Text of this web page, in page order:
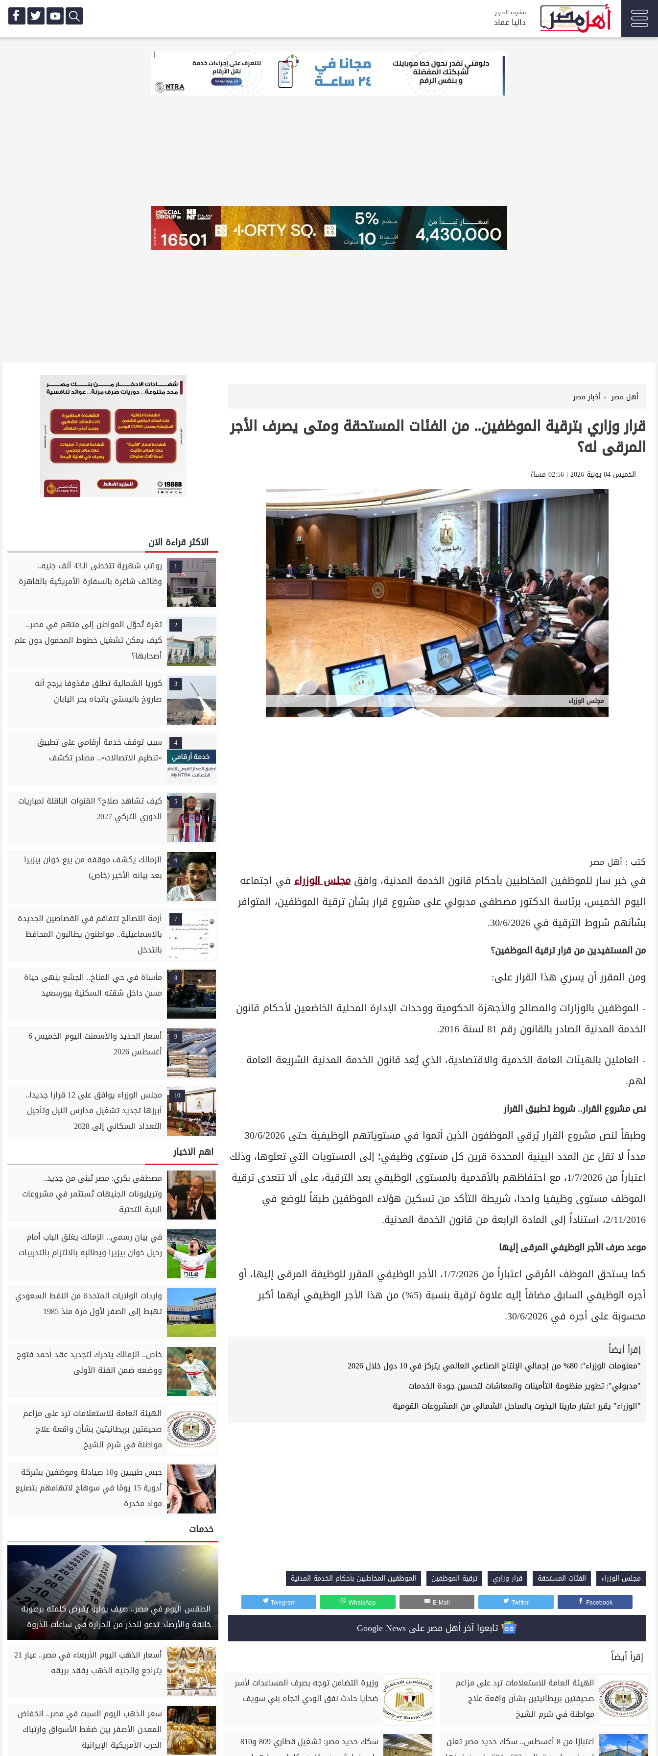
مشرف التحرير
داليا عماد
أهل مصر أخبار مصر
قرار وزاري بترقية الموظفين.. من الفئات المستحقة ومتى يصرف الأجر
المرقى له؟
الخميس 04 يونية 2026 | 02:56 مساءً
مجلس الوزراء
كتب : أهل مصر
في خبر سار للموظفين المخاطبين بأحكام قانون الخدمة المدنية، وافق مجلس الوزراء في اجتماعه
اليوم الخميس، برئاسة الدكتور مصطفى مدبولي على مشروع قرار بشأن ترقية الموظفين، المتوافر
بشأنهم شروط الترقية في 30/6/2026.
من المستفيدين من قرار ترقية الموظفين؟
ومن المقرر أن يسري هذا القرار على:
- الموظفين بالوزارات والمصالح والأجهزة الحكومية ووحدات الإدارة المحلية الخاضعين لأحكام قانون
الخدمة المدنية الصادر بالقانون رقم 81 لسنة 2016.
- العاملين بالهيئات العامة الخدمية والاقتصادية، الذي يُعد قانون الخدمة المدنية الشريعة العامة
لهم.
نص مشروع القرار.. شروط تطبيق القرار
وطبقاً لنص مشروع القرار يُرقي الموظفون الذين أتموا في مستوياتهم الوظيفية حتى 30/6/2026
مدداً لا تقل عن المدد البينية المحددة قرين كل مستوى وظيفي؛ إلى المستويات التي تعلوها، وذلك
اعتباراً من 1/7/2026، مع احتفاظهم بالأقدمية بالمستوى الوظيفي بعد الترقية، على ألا تتعدى ترقية
الموظف مستوى وظيفيا واحدا، شريطة التأكد من تسكين هؤلاء الموظفين طبقاً للوضع في
2/11/2016، استناداً إلى المادة الرابعة من قانون الخدمة المدنية.
موعد صرف الأجر الوظيفي المرقى إليها
كما يستحق الموظف المُرقى اعتباراً من 1/7/2026، الأجر الوظيفي المقرر للوظيفة المرقى إليها، أو
أجره الوظيفي السابق مضافاً إليه علاوة ترقية بنسبة (5%) من هذا الأجر الوظيفي أيهما أكبر
محسوبة على أجره في 30/6/2026.
إقرأ أيضاً
"معلومات الوزراء": 80% من إجمالي الإنتاج الصناعي العالمي يتركز في 10 دول خلال 2026
"مدبولي": تطوير منظومة التأمينات والمعاشات لتحسين جودة الخدمات
"الوزراء" يقرر اعتبار مارينا اليخوت بالساحل الشمالي من المشروعات القومية
مجلس الوزراء الفئات المستحقة قرار وزاري ترقية الموظفين الموظفين المخاطبين بأحكام الخدمة المدنية
Facebook
Twitter
E-Mail
WhatsApp
Telegram
تابعوا آخر أهل مصر على Google News
إقرأ أيضاً
الهيئة العامة للاستعلامات ترد على مزاعم
صحيفتين بريطانيتين بشأن واقعة علاج
مواطنة في شرم الشيخ
وزيرة التضامن توجه بصرف المساعدات لأسر
ضحايا حادث نفق الودي اتجاه بني سويف
اعتبارًا من 8 أغسطس.. سكك حديد مصر تعلن
سكك حديد مصر: تشغيل قطاري 809 و810
الاكثر قراءة الان
1
رواتب شهرية تتخطى الـ43 ألف جنيه..
وظائف شاغرة بالسفارة الأمريكية بالقاهرة
2
ثغرة تُحوّل المواطن إلى متهم في مصر..
كيف يمكن تشغيل خطوط المحمول دون علم
أصحابها؟
3
كوريا الشمالية تطلق مقذوفا يرجح أنه
صاروخ باليستي باتجاه بحر اليابان
4
سبب توقف خدمة أرقامي على تطبيق
«تنظيم الاتصالات».. مصادر تكشف
5
كيف تشاهد صلاح؟ القنوات الناقلة لمباريات
الدوري التركي 2027
6
الزمالك يكشف موقفه من بيع خوان بيزيرا
بعد بيانه الأخير (خاص)
7
أزمة التصالح تتفاقم في القصاصين الجديدة
بالإسماعيلية.. مواطنون يطالبون المحافظ
بالتدخل
8
مأساة في حي المناخ.. الجشع ينهى حياة
مسن داخل شقته السكنية ببورسعيد
9
أسعار الحديد والأسمنت اليوم الخميس 6
أغسطس 2026
10
مجلس الوزراء يوافق على 12 قرارا جديدا..
أبرزها تجديد تشغيل مدارس النيل وتأجيل
التعداد السكاني إلى 2028
اهم الاخبار
مصطفى بكري: مصر تُبنى من جديد..
وتريليونات الجنيهات تُستثمر في مشروعات
البنية التحتية
في بيان رسمي.. الزمالك يغلق الباب أمام
رحيل خوان بيزيرا ويطالبه بالالتزام بالتدريبات
واردات الولايات المتحدة من النفط السعودي
تهبط إلى الصفر لأول مرة منذ 1985
خاص.. الزمالك يتحرك لتجديد عقد أحمد فتوح
ووضعه ضمن الفئة الأولى
الهيئة العامة للاستعلامات ترد على مزاعم
صحيفتين بريطانيتين بشأن واقعة علاج
مواطنة في شرم الشيخ
حبس طبيبين و10 صيادلة وموظفين بشركة
أدوية 15 يومًا في سوهاج لاتهامهم بتصنيع
مواد مخدرة
خدمات
الطقس اليوم في مصر.. صيف يوليو يفرض كلمته برطوبة
خانقة والأرصاد تدعو للحذر من الحرارة في ساعات الذروة
أسعار الذهب اليوم الأربعاء في مصر.. عيار 21
يتراجع والجنيه الذهب يفقد بريقه
سعر الذهب اليوم السبت في مصر.. انخفاض
المعدن الأصفر بين ضغط الأسواق وارتباك
الحرب الأمريكية الإيرانية